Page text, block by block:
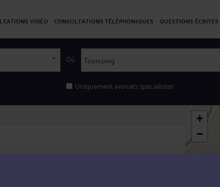
VIDÉO CONSULTATIONS TÉLÉPHONIQUES QUESTIONS ÉCRITES
Où
Uniquement avocats spécialistes
+
−